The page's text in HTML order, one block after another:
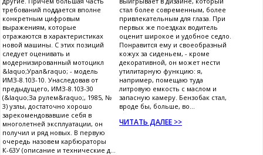
требований поддается вполне
конкретным цифровым
выражениям, которые
отражаются в характеристиках
новой машины. С этих позиций
следует оценивать и
модернизированный мотоцикл
&laquo;Урал&raquo; - модель
ИМЗ-8.103-10. Унаследовав от
предыдущего, ИМЗ-8.103-30
(&laquo;За рулем&raquo;, 1985, №
3) узлы, достаточно хорошо
зарекомендовавшие себя в
многолетней эксплуатации, он
получил и ряд новых. В первую
очередь назовем карбюраторы
К-63У (описание и технические д...
стал более современным, более
привлекательным для глаза. При
первых же поездках водитель
оценит широкое и удобное седло.
Понравится ему и своеобразный
кожух за сиденьем, - кроме
декоративной, он может нести
утилитарную функцию: я,
например, помещаю туда
литровую емкость с маслом и
запасную камеру. Бензобак стал,
вроде бы, больше, во...
ЧИТАТЬ ДАЛЕЕ >>